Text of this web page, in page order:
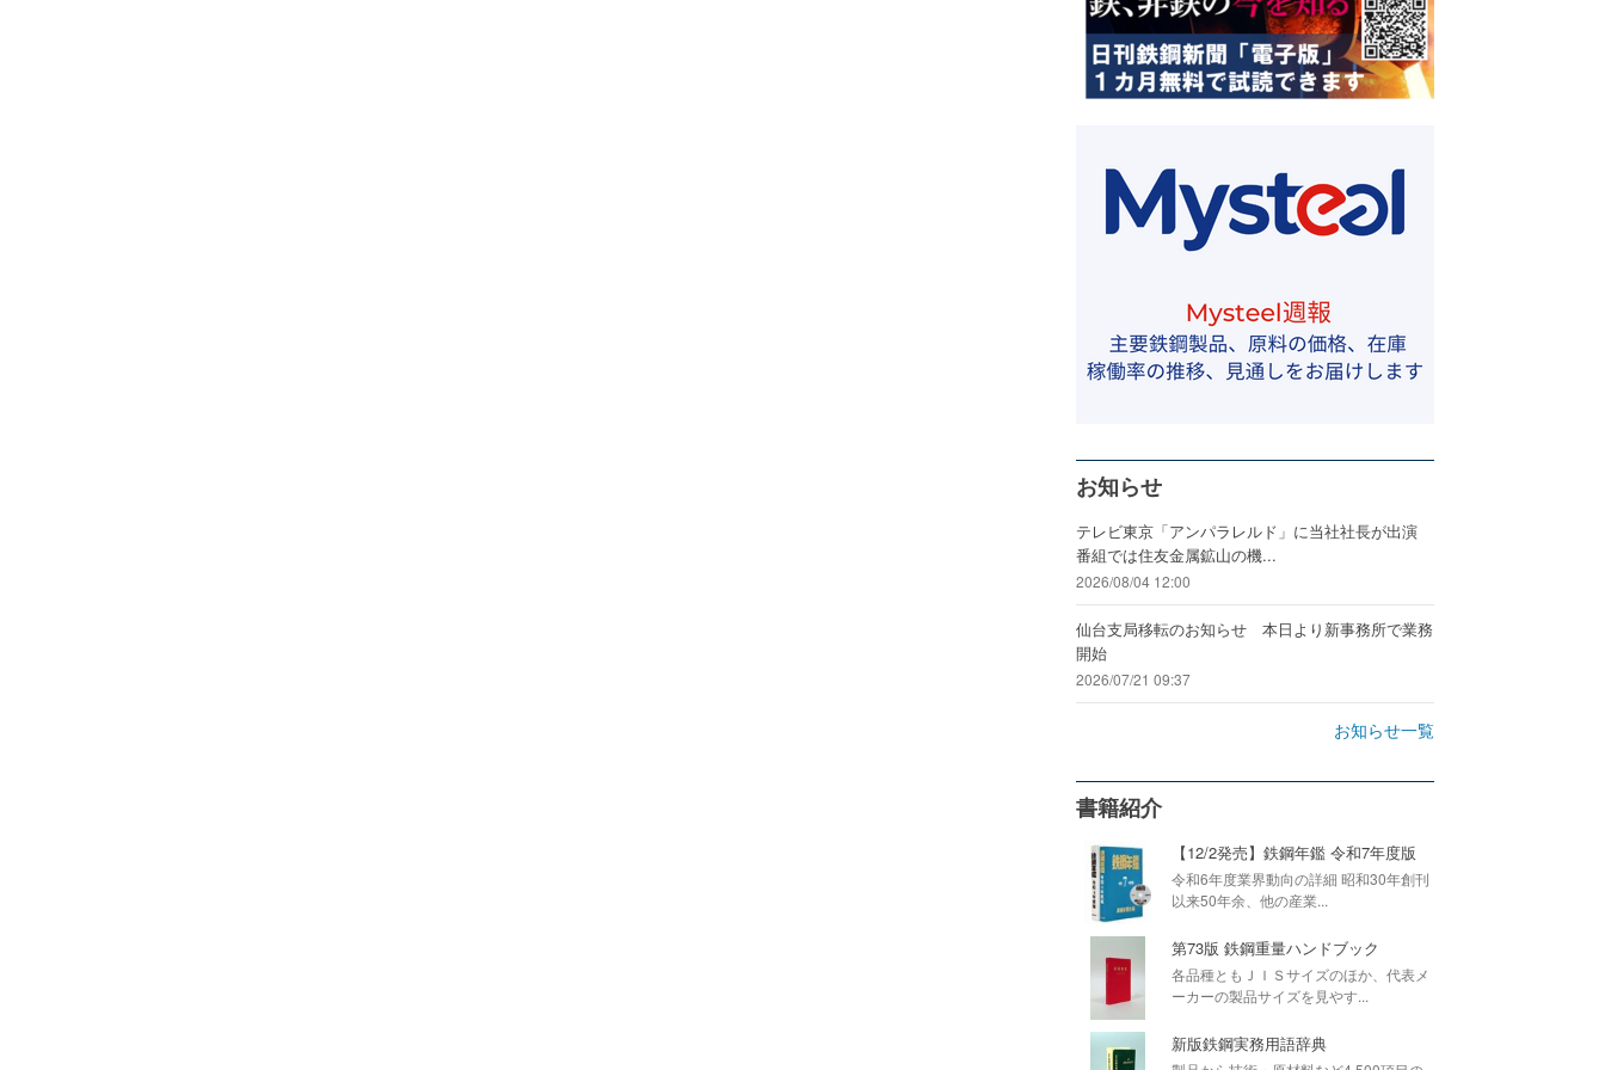
お知らせ
テレビ東京「アンパラレルド」に当社社長が出演
番組では住友金属鉱山の機...
2026/08/04 12:00
仙台支局移転のお知らせ 本日より新事務所で業務
開始
2026/07/21 09:37
お知らせ一覧
書籍紹介
【12/2発売】鉄鋼年鑑 令和7年度版
令和6年度業界動向の詳細 昭和30年創刊
以来50年余、他の産業...
第73版 鉄鋼重量ハンドブック
各品種ともＪＩＳサイズのほか、代表メ
ーカーの製品サイズを見やす...
新版鉄鋼実務用語辞典